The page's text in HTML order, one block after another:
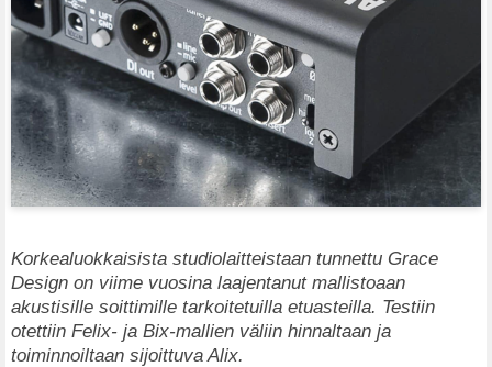
Korkealuokkaisista studiolaitteistaan tunnettu Grace
Design on viime vuosina laajentanut mallistoaan
akustisille soittimille tarkoitetuilla etuasteilla. Testiin
otettiin Felix- ja Bix-mallien väliin hinnaltaan ja
toiminnoiltaan sijoittuva Alix.